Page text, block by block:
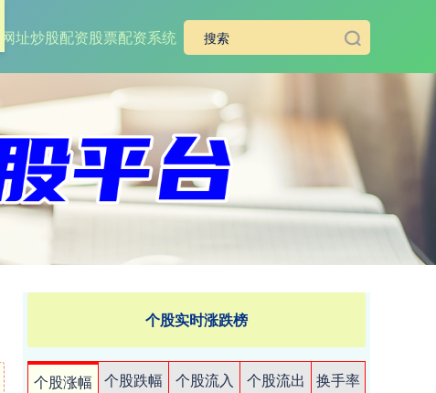
网址炒股配资股票配资系统
个股实时涨跌榜
个股涨幅 个股跌幅 个股流入 个股流出
换手率